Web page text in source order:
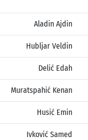
Aladin Ajdin
Hubljar Veldin
Delić Edah
Muratspahić Kenan
Husić Emin
Ivković Samed